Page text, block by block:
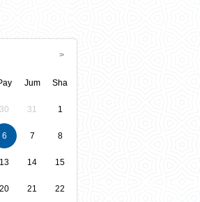
Jum Sha
30 31 1
6 7 8
13 14 15
20 21 22